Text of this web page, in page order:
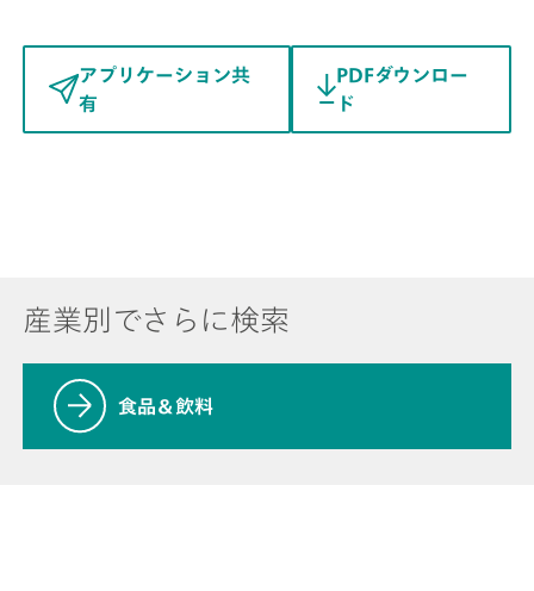
アプリケーション共
有
PDFダウンロー
ド
産業別でさらに検索
食品＆飲料